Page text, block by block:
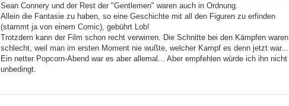
Sean Connery und der Rest der "Gentlemen" waren auch in Ordnung.
Allein die Fantasie zu haben, so eine Geschichte mit all den Figuren zu erfinden
(stammt ja von einem Comic), gebührt Lob!
Trotzdem kann der Film schon recht verwirren. Die Schnitte bei den Kämpfen waren
schlecht, weil man im ersten Moment nie wußte, welcher Kampf es denn jetzt war...
Ein netter Popcorn-Abend war es aber allemal... Aber empfehlen würde ich ihn nicht
unbedingt.